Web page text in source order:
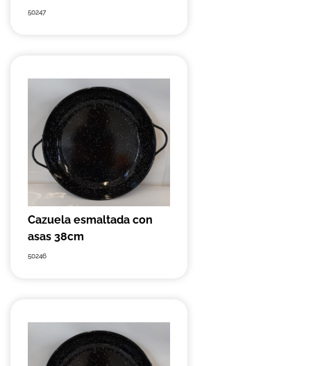
50247
Cazuela esmaltada con
asas 38cm
50246